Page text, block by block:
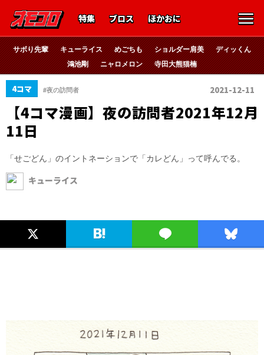
特集 ブロス ほかおに
サボり先輩 キューライス めごちも ショルダー肩美
ディッくん
鴻池剛
ニャロメロン 寺田大熊猫楠
4コマ #夜の訪問者 2021-12-11
【4コマ漫画】夜の訪問者2021年12月
11日
「せごどん」のイントネーションで「カレどん」って呼んでる。
キューライス